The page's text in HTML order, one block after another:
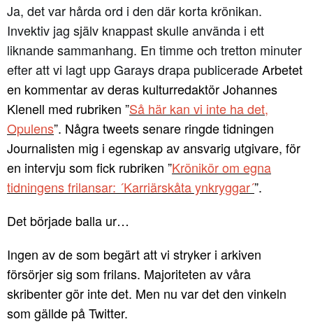
Ja, det var hårda ord i den där korta krönikan.
Invektiv jag själv knappast skulle använda i ett
liknande sammanhang. En timme och tretton minuter
efter att vi lagt upp Garays drapa publiceradeArbetet
en kommentar av deras kulturredaktör Johannes
Klenell med rubriken ”Så här kan vi inte ha det,
Opulens”. Några tweets senare ringde tidningen
Journalisten mig i egenskap av ansvarig utgivare, för
en intervju som fick rubriken ”Krönikör om egna
tidningens frilansar: ´Karriärskåta ynkryggar´”.
Det började balla ur…
Ingen av de som begärt att vi stryker i arkiven
försörjer sig som frilans. Majoriteten av våra
skribenter gör inte det. Men nu var det den vinkeln
som gällde på Twitter.